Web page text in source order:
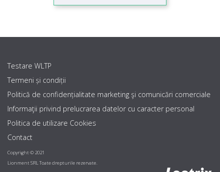
Testare WLTP
Termeni și condiții
Politică de confidențialitate marketing şi comunicări comerciale
Informaţii privind prelucrarea datelor cu caracter personal
Politica de utilizare Cookies
Contact
Copyright © 2021
Lionment SRL Toate drepturile rezervate.